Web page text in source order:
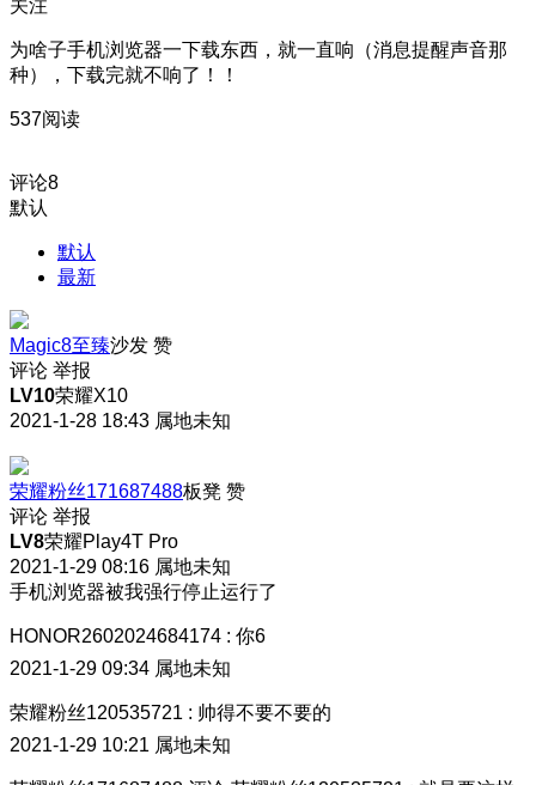
关注
为啥子手机浏览器一下载东西，就一直响（消息提醒声音那
种），下载完就不响了！！
537阅读
评论8
默认
默认
最新
Magic8至臻沙发 赞
评论 举报
LV10荣耀X10
2021-1-28 18:43 属地未知
荣耀粉丝171687488板凳 赞
评论 举报
LV8荣耀Play4T Pro
2021-1-29 08:16 属地未知
手机浏览器被我强行停止运行了
HONOR2602024684174 : 你6
2021-1-29 09:34 属地未知
荣耀粉丝120535721 : 帅得不要不要的
2021-1-29 10:21 属地未知